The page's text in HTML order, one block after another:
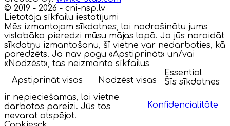
© 2019 - 2026 - cni-nsp.lv
Lietotāja sīkfailu iestatījumi
Mēs izmantojam sīkdatnes, lai nodrošinātu jums
vislabāko pieredzi mūsu mājas lapā. Ja jūs noraidāt
sīkdatņu izmantošanu, šī vietne var nedarboties, kā
paredzēts. Ja nav pogu «Apstiprināt» un/vai
«Nodzēst», tas neizmanto sīkfailus
Apstiprināt visas
Nodzēst visas
Konfidencialitāte
Essential
Šīs sīkdatnes
ir nepieciešamas, lai vietne
darbotos pareizi. Jūs tos
nevarat atspējot.